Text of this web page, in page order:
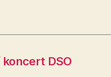
DSO